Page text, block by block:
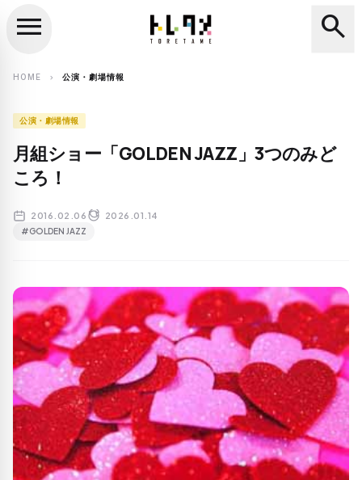
search
menu search
HOME chevron_right 公演・劇場情報
公演・劇場情報
月組ショー「GOLDEN JAZZ」3つのみど
ころ！
2016.02.06 2026.01.14
#GOLDEN JAZZ